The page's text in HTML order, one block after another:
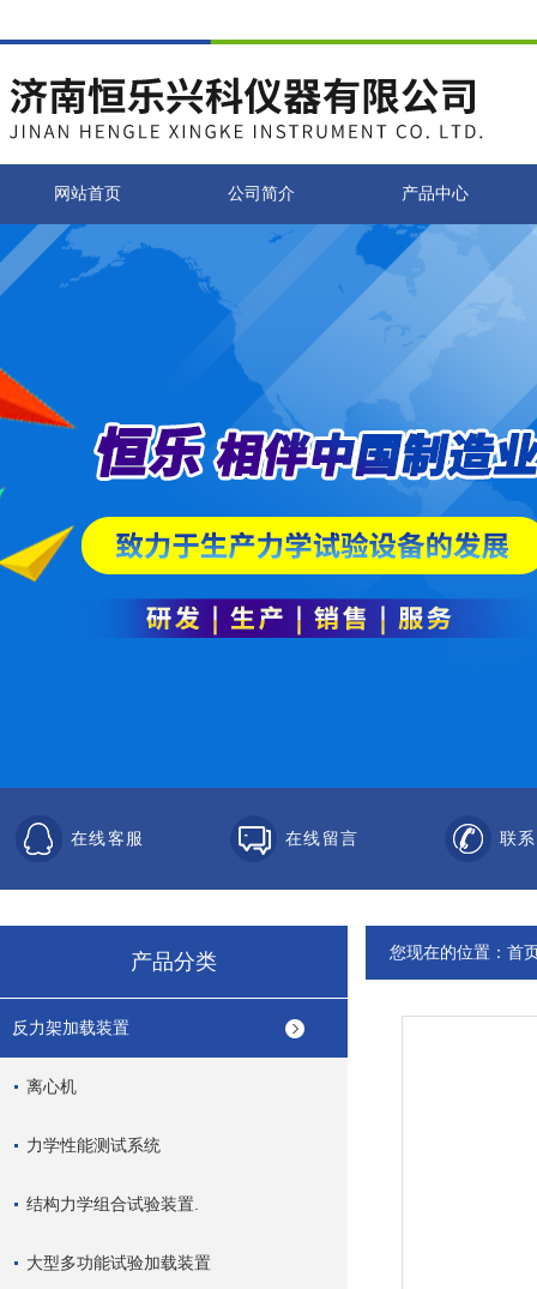
网站首页 公司简介 产品中心
在线客服 在线留言 联
产品分类
反力架加载装置
离心机
力学性能测试系统
结构力学组合试验装置.
大型多功能试验加载装置
您现在的位置： 首